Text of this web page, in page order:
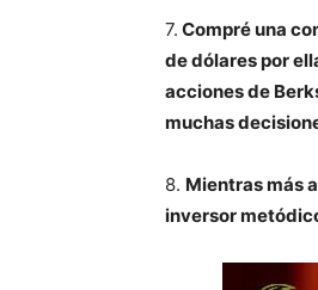
7. Compré una
de dólares por
acciones de
muchas
8. Mientras más
inversor